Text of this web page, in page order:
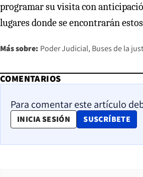
programar su visita con
lugares donde se encontrarán
Más sobre: Poder Judicial Buses de la
COMENTARIOS
Para comentar este artículo
INICIA SESIÓN SUSCRÍBETE
OPENS IN NEW